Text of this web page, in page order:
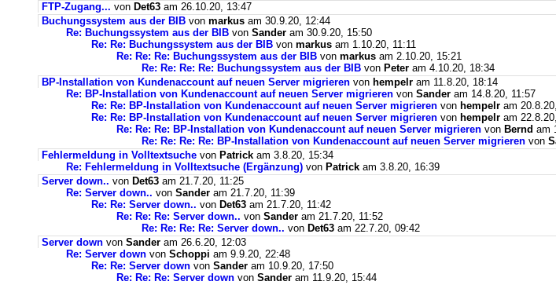
FTP-Zugang... von Det63 am 26.10.20, 13:47
Buchungssystem aus der BIB von markus am 30.9.20, 12:44
Re: Buchungssystem aus der BIB von Sander am 30.9.20, 15:50
Re: Re: Buchungssystem aus der BIB von markus am 1.10.20, 11:11
Re: Re: Re: Buchungssystem aus der BIB von markus am 2.10.20, 15:21
Re: Re: Re: Re: Buchungssystem aus der BIB von Peter am 4.10.20, 18:34
BP-Installation von Kundenaccount auf neuen Server migrieren von hempelr am 11.8.20, 18:14
Re: BP-Installation von Kundenaccount auf neuen Server migrieren von Sander am 14.8.20, 11:57
Re: Re: BP-Installation von Kundenaccount auf neuen Server migrieren von hempelr am
Re: Re: BP-Installation von Kundenaccount auf neuen Server migrieren von hempelr am
Re: Re: Re: BP-Installation von Kundenaccount auf neuen Server migrieren von Bernd am
Re: Re: Re: Re: BP-Installation von Kundenaccount auf neuen Server migrieren von
Fehlermeldung in Volltextsuche von Patrick am 3.8.20, 15:34
Re: Fehlermeldung in Volltextsuche (Ergänzung) von Patrick am 3.8.20, 16:39
Server down.. von Det63 am 21.7.20, 11:25
Re: Server down.. von Sander am 21.7.20, 11:39
Re: Re: Server down.. von Det63 am 21.7.20, 11:42
Re: Re: Re: Server down.. von Sander am 21.7.20, 11:52
Re: Re: Re: Re: Server down.. von Det63 am 22.7.20, 09:42
Server down von Sander am 26.6.20, 12:03
Re: Server down von Schoppi am 9.9.20, 22:48
Re: Re: Server down von Sander am 10.9.20, 17:50
Re: Re: Re: Server down von Sander am 11.9.20, 15:44